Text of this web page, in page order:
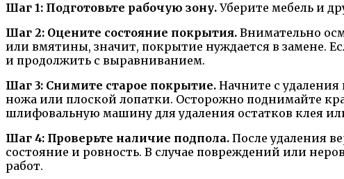
Шаг 1: Подготовьте рабочую зону. Уберите мебель и
Шаг 2: Оцените состояние покрытия. Внимательно
или вмятины, значит, покрытие нуждается в замене.
и продолжить с выравниванием.
Шаг 3: Снимите старое покрытие. Начните с
ножа или плоской лопатки. Осторожно поднимайте
шлифовальную машину для удаления остатков клея
Шаг 4: Проверьте наличие подпола. После удаления
состояние и ровность. В случае повреждений или
работ.